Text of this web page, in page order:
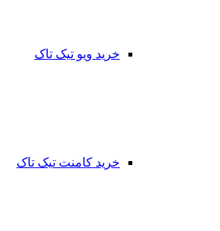
خرید ویو تیک تاک
خرید کامنت تیک تاک